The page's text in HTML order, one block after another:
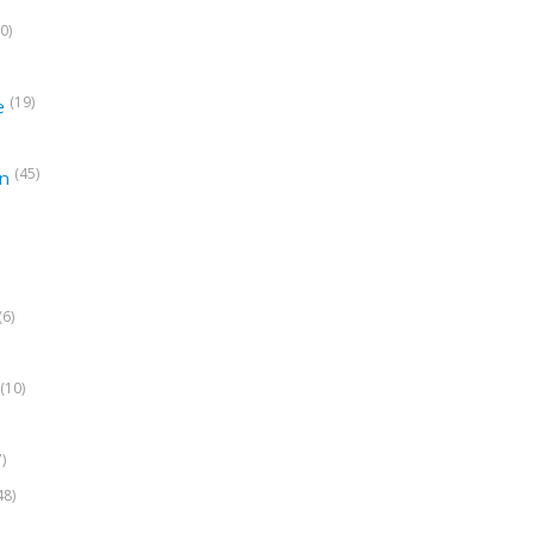
(19)
(45)
(10)